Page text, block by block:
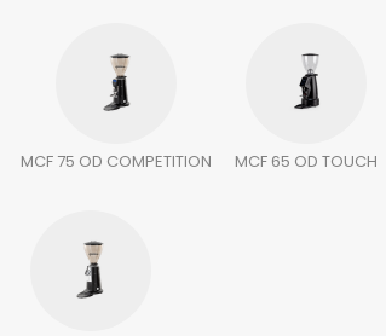
MCF 75 OD COMPETITION MCF 65 OD TOUCH